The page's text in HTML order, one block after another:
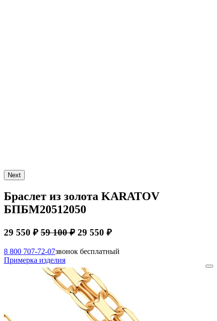
Next
Браслет из золота KARATOV
БПБМ20512050
29 550 ₽ 59 100 ₽ 29 550 ₽
8 800 707-72-07звонок бесплатный
Примерка изделия